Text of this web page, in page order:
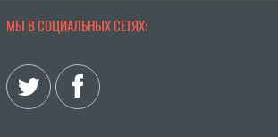
МЫ В СОЦИАЛЬНЫХ СЕТЯХ: